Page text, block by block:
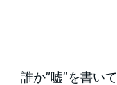
誰か”嘘”を書い